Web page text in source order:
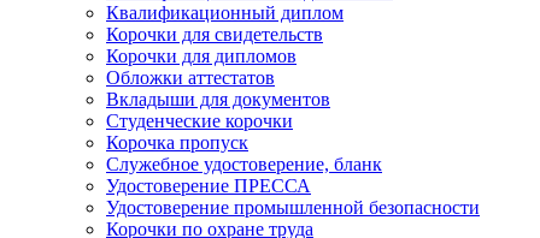
Квалификационный диплом
Корочки для свидетельств
Корочки для дипломов
Обложки аттестатов
Вкладыши для документов
Студенческие корочки
Корочка пропуск
Служебное удостоверение, бланк
Удостоверение ПРЕССА
Удостоверение промышленной безопасности
Корочки по охране труда